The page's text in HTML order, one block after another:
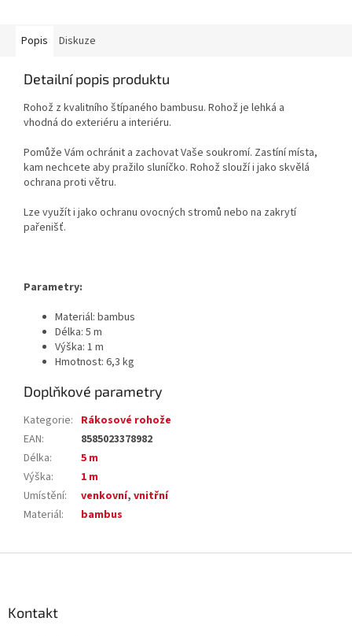
Popis Diskuze
Detailní popis produktu
Rohož z kvalitního štípaného bambusu. Rohož je lehká a
vhodná do exteriéru a interiéru.
Pomůže Vám ochránit a zachovat Vaše soukromí. Zastíní místa,
kam nechcete aby pražilo sluníčko. Rohož slouží i jako skvělá
ochrana proti větru.
Lze využít i jako ochranu ovocných stromů nebo na zakrytí
pařenišť.
Parametry:
Materiál: bambus
Délka: 5 m
Výška: 1 m
Hmotnost: 6,3 kg
Doplňkové parametry
Kategorie: Rákosové rohože
EAN:
8585023378982
Délka:
5 m
Výška:
1 m
Umístění: venkovní, vnitřní
Materiál: bambus
Kontakt